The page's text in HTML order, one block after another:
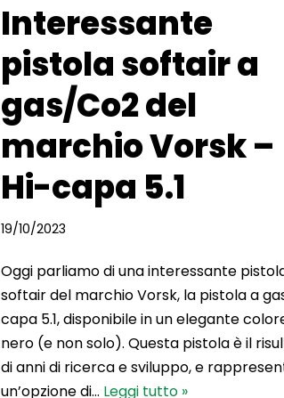
Interessante
pistola softair a
gas/Co2 del
marchio Vorsk –
Hi-capa 5.1
19/10/2023
Oggi parliamo di una interessante
softair del marchio Vorsk, la pistola a
capa 5.1, disponibile in un elegante
nero (e non solo). Questa pistola è il
di anni di ricerca e sviluppo, e
un’opzione di… Leggi tutto »